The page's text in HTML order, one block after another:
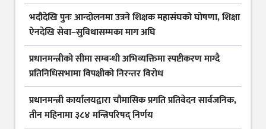
भदौदेखि पुनः आन्दोलनमा उत्रने शिक्षक महासंघको घोषणा, शिक्षा
ऐनदेखि सेवा–सुविधासम्मका माग अघि
प्रधानमन्त्रीको सीमा सम्बन्धी अभिव्यक्तिमा स्पष्टीकरण माग्दै
प्रतिनिधिसभामा विपक्षीको निरन्तर विरोध
प्रधानमन्त्री कार्यालयद्वारा चौमासिक प्रगति प्रतिवेदन सार्वजनिक,
तीन महिनामा ३८४ मन्त्रिपरिषद् निर्णय